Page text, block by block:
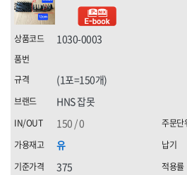
1030-0003
HNS 잡못
유
375
(1포=150개)
150 / 0